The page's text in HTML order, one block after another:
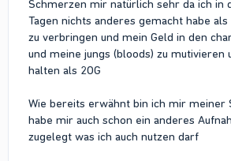
Schmerzen mir natürlich sehr da ich in
Tagen nichts anderes gemacht habe
zu verbringen und mein Geld in den
und meine jungs (bloods) zu mutivieren
halten als 2OG
Wie bereits erwähnt bin ich mir meiner
habe mir auch schon ein anderes
zugelegt was ich auch nutzen darf